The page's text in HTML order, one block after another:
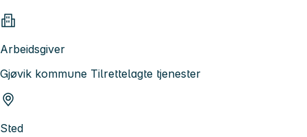
Arbeidsgiver
Gjøvik kommune Tilrettelagte tjenester
Sted